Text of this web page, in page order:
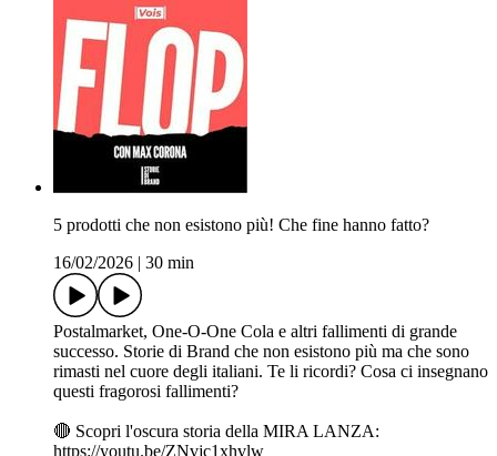
5 prodotti che non esistono più! Che fine hanno fatto?
16/02/2026
30 min
Postalmarket, One-O-One Cola e altri fallimenti di grande
successo. Storie di Brand che non esistono più ma che sono
rimasti nel cuore degli italiani. Te li ricordi? Cosa ci insegnano
questi fragorosi fallimenti?
🔴 Scopri l'oscura storia della MIRA LANZA:
https://youtu.be/ZNvjc1xhvlw